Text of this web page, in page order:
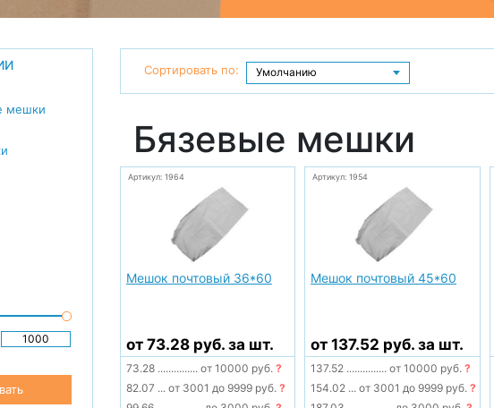
мешки
Сортировать по:
Бязевые мешки
Артикул: 1964
Мешок почтовый 36*60
от 73.28 руб. за шт.
73.28 ............... от 10000 руб. ?
82.07 ... от 3001 до 9999 руб. ?
Артикул: 1954
Мешок почтовый 45*60
от 137.52 руб. за шт.
137.52 ............... от 10000 руб.?
154.02 ... от 3001 до 9999 руб.?